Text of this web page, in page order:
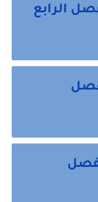
وأسود 2 الفصل الرابع
وأسود 2 الفصل
وأسود 2 الفصل